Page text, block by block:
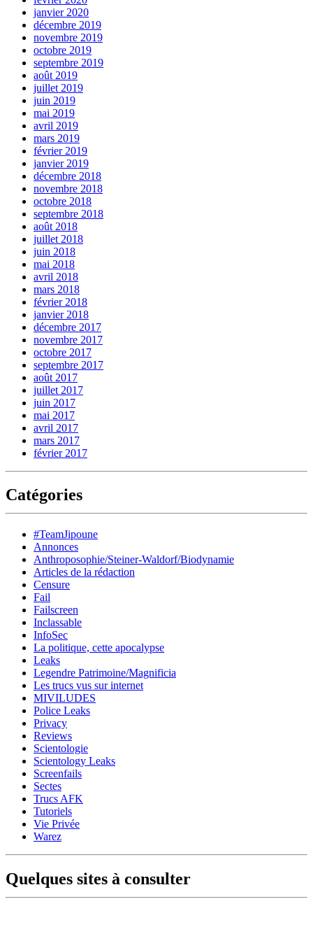
janvier 2020
décembre 2019
novembre 2019
octobre 2019
septembre 2019
août 2019
juillet 2019
juin 2019
mai 2019
avril 2019
mars 2019
février 2019
janvier 2019
décembre 2018
novembre 2018
octobre 2018
septembre 2018
août 2018
juillet 2018
juin 2018
mai 2018
avril 2018
mars 2018
février 2018
janvier 2018
décembre 2017
novembre 2017
octobre 2017
septembre 2017
août 2017
juillet 2017
juin 2017
mai 2017
avril 2017
mars 2017
février 2017
Catégories
#TeamJipoune
Annonces
Anthroposophie/Steiner-Waldorf/Biodynamie
Articles de la rédaction
Censure
Fail
Failscreen
Inclassable
InfoSec
La politique, cette apocalypse
Leaks
Legendre Patrimoine/Magnificia
Les trucs vus sur internet
MIVILUDES
Police Leaks
Privacy
Reviews
Scientologie
Scientology Leaks
Screenfails
Sectes
Trucs AFK
Tutoriels
Vie Privée
Warez
Quelques sites à consulter